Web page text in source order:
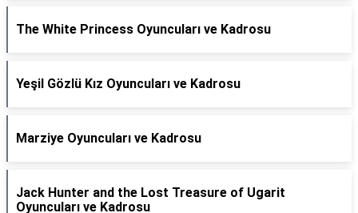
The White Princess Oyuncuları ve Kadrosu
Yeşil Gözlü Kız Oyuncuları ve Kadrosu
Marziye Oyuncuları ve Kadrosu
Jack Hunter and the Lost Treasure of Ugarit
Oyuncuları ve Kadrosu